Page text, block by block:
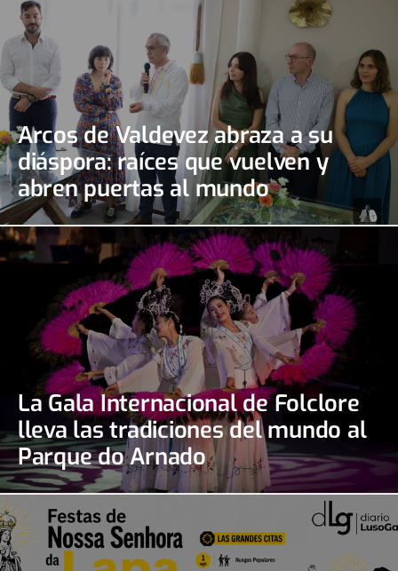
Arcos de Valdevez abraza a su
diáspora: raíces que vuelven y
abren puertas al mundo
La Gala Internacional de Folclore
lleva las tradiciones del mundo al
Parque do Arnado